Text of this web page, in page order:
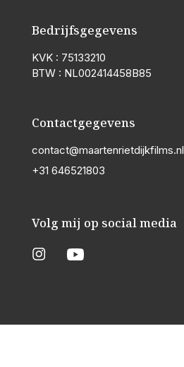
Bedrijfsgegevens
KVK : 75133210
BTW : NL002414458B85
Contactgegevens
contact@maartenrietdijkfilms.nl
+31 646521803
Volg mij op social media